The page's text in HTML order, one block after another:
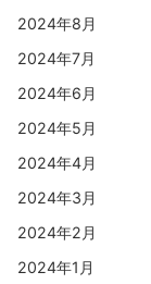
2024年8月
2024年7月
2024年6月
2024年5月
2024年4月
2024年3月
2024年2月
2024年1月